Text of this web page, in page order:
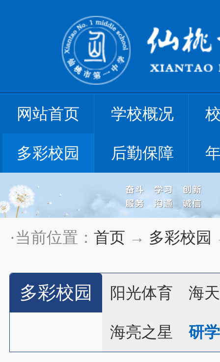
网站首页 学校概况
多彩校园 后勤保障
·当前位置： 首页 → 多彩校园
多彩校园 阳光体育 海
海亮之星 研